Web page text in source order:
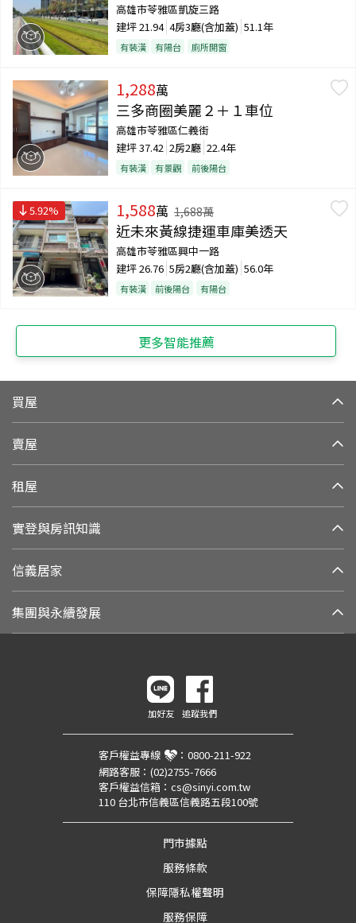
高雄市苓雅區凱旋三路
建坪21.94 4房3廳(含加蓋) 51.1年
有裝潢 有陽台 廁所開窗
1,288萬
三多商圈美麗２＋１車位
高雄市苓雅區仁義街
建坪37.42 2房2廳 22.4年
有裝潢 有景觀 前後陽台
5.92% 1,588萬 1,688萬
近未來黃線捷運車庫美透天
高雄市苓雅區興中一路
建坪26.76 5房2廳(含加蓋) 56.0年
有裝潢 前後陽台 有陽台
更多智能推薦
買屋
賣屋
租屋
實登與房訊知識
信義居家
集團與永續發展
加好友 追蹤我們
客戶權益專線 ： 0800-211-922
網路客服： (02)2755-7666
客戶權益信箱： cs@sinyi.com.tw
110 台北市信義區信義路五段100號
門市據點
服務條款
保障隱私權聲明
服務保障